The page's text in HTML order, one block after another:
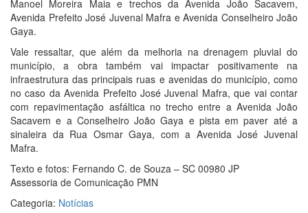
Manoel Moreira Maia e trechos da Avenida João Sacavem,
Avenida Prefeito José Juvenal Mafra e Avenida Conselheiro João
Gaya.
Vale ressaltar, que além da melhoria na drenagem pluvial do
município, a obra também vai impactar positivamente na
infraestrutura das principais ruas e avenidas do município, como
no caso da Avenida Prefeito José Juvenal Mafra, que vai contar
com repavimentação asfáltica no trecho entre a Avenida João
Sacavem e a Conselheiro João Gaya e pista em paver até a
sinaleira da Rua Osmar Gaya, com a Avenida José Juvenal
Mafra.
Texto e fotos: Fernando C. de Souza – SC 00980 JP
Assessoria de Comunicação PMN
Categoria: Notícias